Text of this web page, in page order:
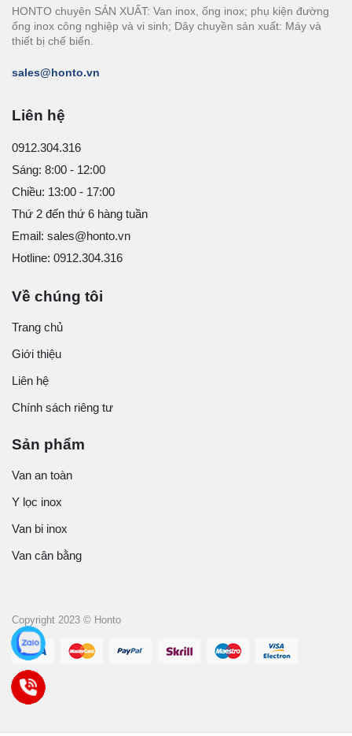
HONTO chuyên SẢN XUẤT: Van inox, ống inox; phụ kiện đường
ống inox công nghiệp và vi sinh; Dây chuyền sản xuất: Máy và
thiết bị chế biến.
sales@honto.vn
Liên hệ
0912.304.316
Sáng: 8:00 - 12:00
Chiều: 13:00 - 17:00
Thứ 2 đến thứ 6 hàng tuần
Email: sales@honto.vn
Hotline: 0912.304.316
Về chúng tôi
Trang chủ
Giới thiệu
Liên hệ
Chính sách riêng tư
Sản phẩm
Van an toàn
Y lọc inox
Van bi inox
Van cân bằng
Copyright 2023 © Honto